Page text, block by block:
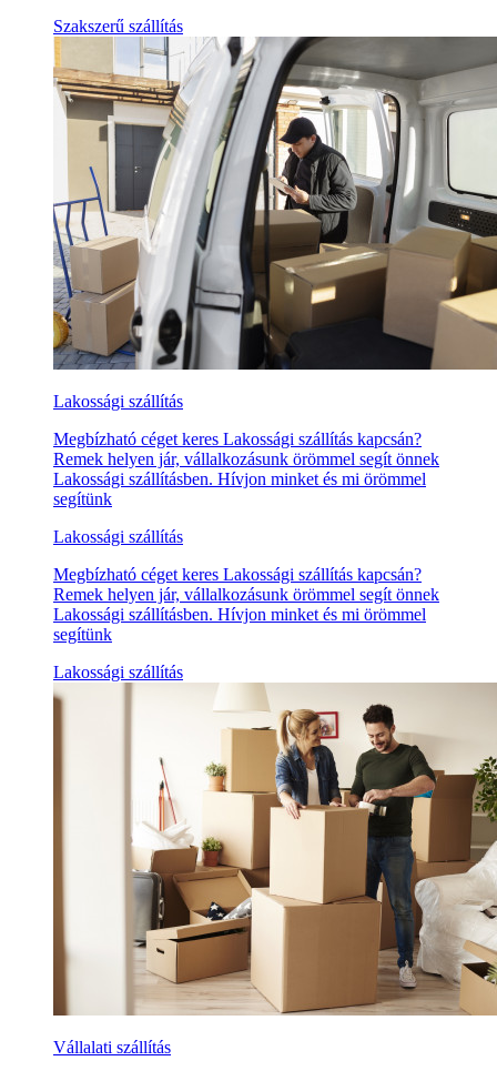
Szakszerű szállítás
Lakossági szállítás
Megbízható céget keres Lakossági szállítás kapcsán?
Remek helyen jár, vállalkozásunk örömmel segít önnek
Lakossági szállításben. Hívjon minket és mi örömmel
segítünk
Lakossági szállítás
Megbízható céget keres Lakossági szállítás kapcsán?
Remek helyen jár, vállalkozásunk örömmel segít önnek
Lakossági szállításben. Hívjon minket és mi örömmel
segítünk
Lakossági szállítás
Vállalati szállítás